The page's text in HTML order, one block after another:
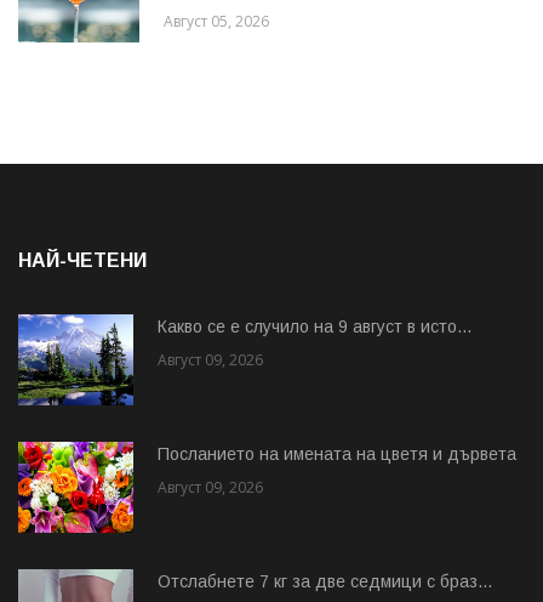
Август 05, 2026
НАЙ-ЧЕТЕНИ
Какво се е случило на 9 август в исто...
Август 09, 2026
Посланието на имената на цветя и дървета
Август 09, 2026
Отслабнете 7 кг за две седмици с браз...